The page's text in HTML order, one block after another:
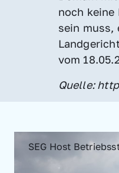
noch keine
sein muss,
vom
Quelle:
SEG Host